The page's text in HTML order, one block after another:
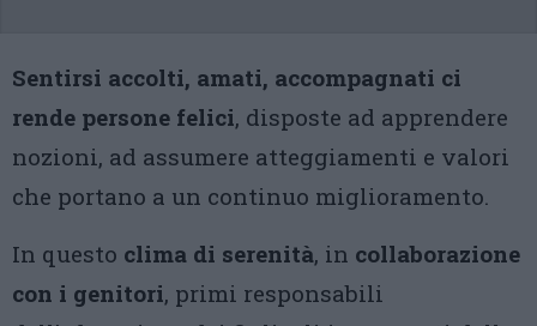
Sentirsi accolti, amati, accompagnati ci
rende persone felici, disposte ad apprendere
nozioni, ad assumere atteggiamenti e valori
che portano a un continuo miglioramento.
In questo clima di serenità, in collaborazione
con i genitori, primi responsabili